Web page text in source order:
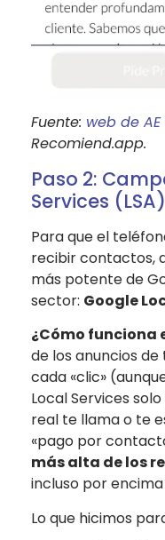
Fuente: web de
Recomiend.app.
Paso 2:
Services (LSA)
Para que el
recibir contactos,
más potente de
sector: Google
¿Cómo funciona
de los anuncios
cada «clic»
Local Services
real te llama o te
«pago por
más alta de los
incluso por
Lo que hicimos